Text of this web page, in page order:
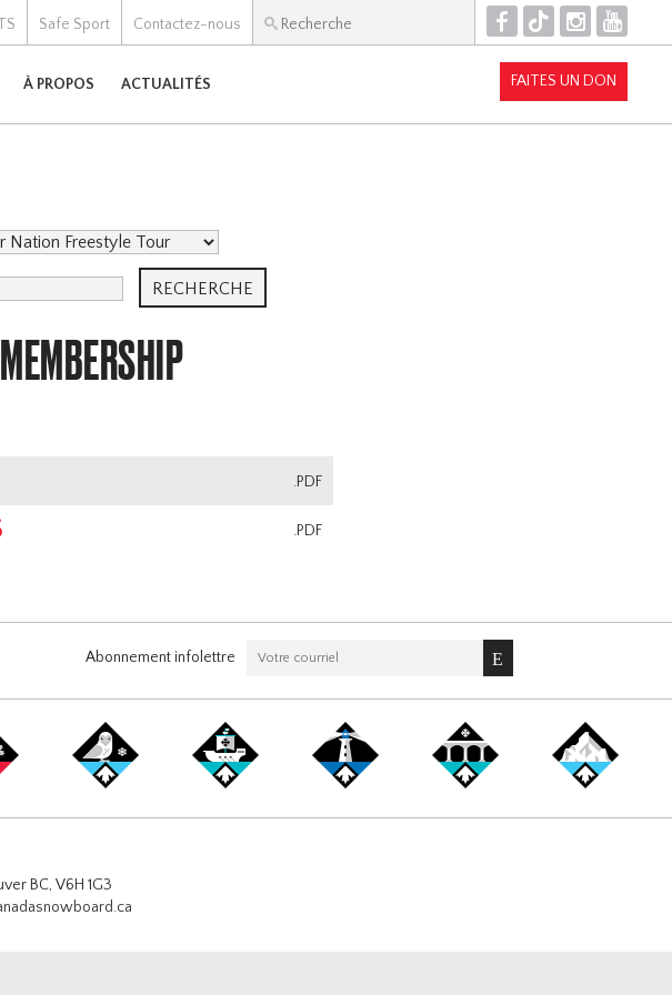
Safe Sport Contactez-nous F T I Y
À PROPOS ACTUALITÉS FAITES UN DON
.PDF
.PDF
Abonnement infolettre
BC, V6H 1G3